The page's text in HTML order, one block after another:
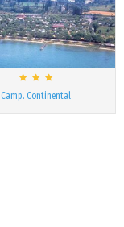
Camp. Continental